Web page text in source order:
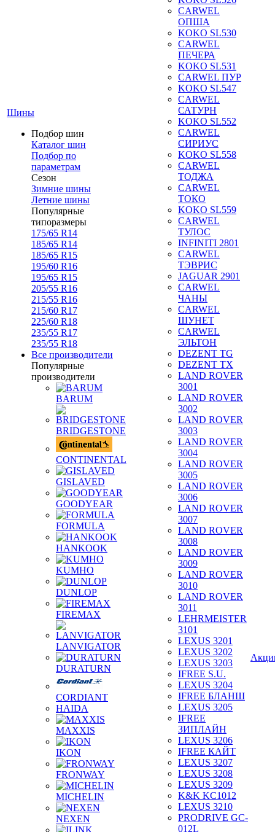
Шины
Подбор шин
Каталог шин
Подбор по
параметрам
Сезон
Зимние шины
Летние шины
Популярные
типоразмеры
175/65 R14
185/65 R14
185/65 R15
195/60 R16
195/65 R15
205/55 R16
215/55 R16
215/60 R17
225/60 R18
235/55 R17
235/55 R18
Все производители
Популярные
производители
BARUM
BRIDGESTONE
CONTINENTAL
GISLAVED
GOODYEAR
FORMULA
HANKOOK
KUMHO
DUNLOP
FIREMAX
LANVIGATOR
DURATURN
CORDIANT
HAIDA
MAXXIS
IKON
FRONWAY
MICHELIN
NEXEN
CARWEL
ОПША
KOKO SL530
CARWEL
ПЕЧЕРА
KOKO SL531
CARWEL ПУР
KOKO SL547
CARWEL
САТУРН
KOKO SL552
CARWEL
СИРИУС
KOKO SL558
CARWEL
ТОДЖА
CARWEL
ТОКО
KOKO SL559
CARWEL
ТУЛОС
INFINITI 2801
CARWEL
ТЭВРИС
JAGUAR 2901
CARWEL
ЧАНЫ
CARWEL
ШУНЕТ
CARWEL
ЭЛЬТОН
DEZENT TG
DEZENT TX
LAND ROVER
3001
LAND ROVER
3002
LAND ROVER
3003
LAND ROVER
3004
LAND ROVER
3005
LAND ROVER
3006
LAND ROVER
3007
LAND ROVER
3008
LAND ROVER
3009
LAND ROVER
3010
LAND ROVER
3011
LEHRMEISTER
3101
LEXUS 3201
LEXUS 3202
LEXUS 3203
IFREE S.U.
LEXUS 3204
IFREE БЛАНШ
LEXUS 3205
IFREE
ЗИПЛАЙН
LEXUS 3206
IFREE КАЙТ
LEXUS 3207
LEXUS 3208
LEXUS 3209
K&K KC1012
LEXUS 3210
PRODRIVE GC-
012L